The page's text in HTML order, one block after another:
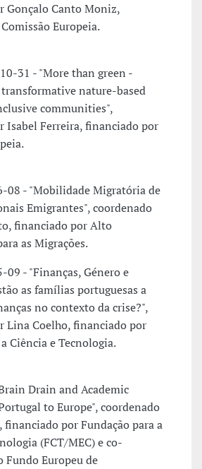
Gonçalo Canto Moniz,
Europeia.
31 - "More than green -
nature-based
communities",
Isabel Ferreira, financiado por
08 - "Mobilidade Migratória de
Emigrantes", coordenado
financiado por Alto
as Migrações.
09 - "Finanças, Género e
as famílias portuguesas a
no contexto da crise?",
Lina Coelho, financiado por
Ciência e Tecnologia.
Drain and Academic
to Europe", coordenado
financiado por Fundação para a
(FCT/MEC) e co-
Fundo Europeu de